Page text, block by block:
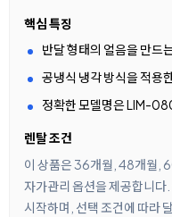
핵심 특징
반달 형태의 얼음을 만드
공냉식 냉각 방식을 적용
정확한 모델명은 LIM-
렌탈 조건
이 상품은 36개월, 48개월,
자가관리 옵션을 제공합니
시작하며, 선택 조건에 따라